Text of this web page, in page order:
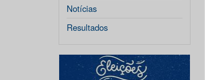
Notícias
Resultados